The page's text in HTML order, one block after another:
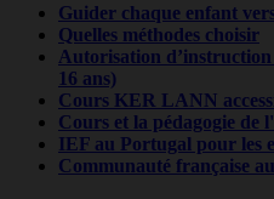
Guider chaque enfant
Quelles méthodes choisir
Autorisation
16 ans)
Cours KER LANN
Cours et la pédagogie de
IEF au Portugal pour les
Communauté française